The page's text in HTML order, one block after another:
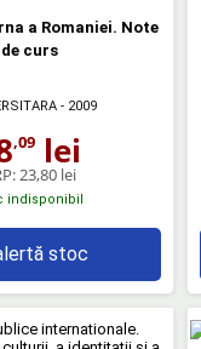
a Romaniei. Note
de curs
- 2009
,09 lei
23,80 lei
indisponibil
stoc